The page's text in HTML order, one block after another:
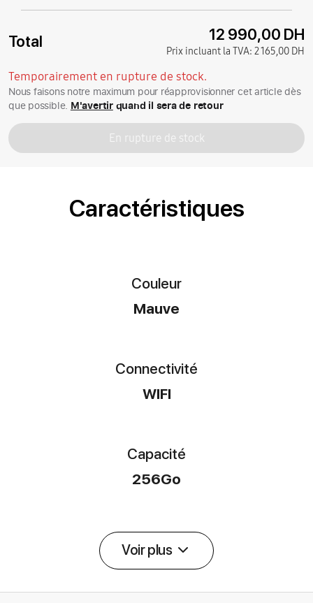
Total 12 990,00 DH
Prix incluant la TVA: 2 165,00 DH
Temporairement en rupture de stock.
Nous faisons notre maximum pour réapprovisionner cet article dès
que possible. M'avertirquand il sera de retour
En rupture de stock
Caractéristiques
Couleur
Mauve
Connectivité
WIFI
Capacité
256Go
Voir plus